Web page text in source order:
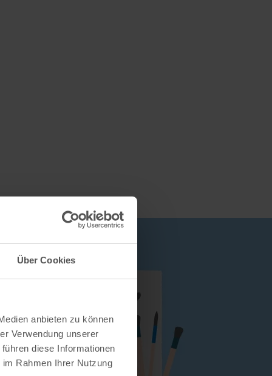
Über Cookies
anbieten zu können
Verwendung unserer
diese Informationen
Rahmen Ihrer Nutzung